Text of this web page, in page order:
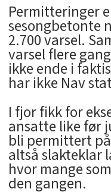
Permitteringer
sesongbetonte
2.700 varsel.
varsel flere
ikke ende i
har ikke Nav
I fjor fikk for
ansatte like før
bli permittert
altså slakteklar
hvor mange
den gangen.